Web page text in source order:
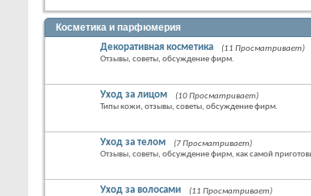
Косметика и парфюмерия
Декоративная косметика
(11 Просматривает)
Отзывы, советы, обсуждение фирм.
Уход за лицом
(10 Просматривает)
Типы кожи, отзывы, советы, обсуждение фирм.
Уход за телом
(7 Просматривает)
Отзывы, советы, обсуждение фирм, как самой
Уход за волосами
(11 Просматривает)